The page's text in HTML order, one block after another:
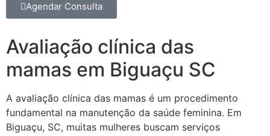
Agendar Consulta
Avaliação clínica das
mamas em Biguaçu SC
A avaliação clínica das mamas é um procedimento
fundamental na manutenção da saúde feminina. Em
Biguaçu, SC, muitas mulheres buscam serviços